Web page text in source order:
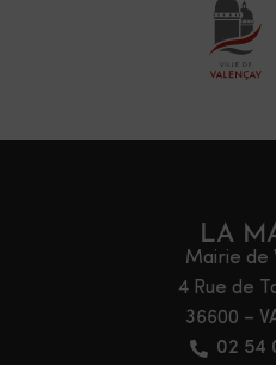
LA
Mairie de
4 Rue de
36600 –
02 54